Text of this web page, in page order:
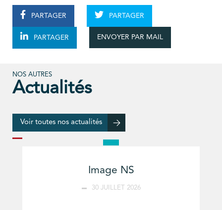
PARTAGER PARTAGER
PARTAGER ENVOYER PAR MAIL
NOS AUTRES
Actualités
Voir toutes nos actualités
Image NS
30 JUILLET 2026